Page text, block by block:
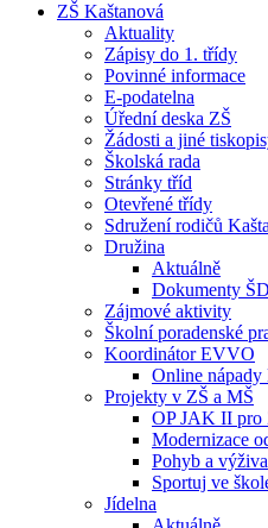
ZŠ Kaštanová
Aktuality
Zápisy do 1. třídy
Povinné informace
E-podatelna
Úřední deska ZŠ
Žádosti a jiné
Školská rada
Stránky tříd
Otevřené třídy
Sdružení rodičů
Družina
Aktuálně
Dokumenty ŠD
Zájmové aktivity
Školní poradenské
Koordinátor EVVO
Online
Projekty v ZŠ a MŠ
OP JAK II pro
Modernizace
Pohyb a výživa
Sportuj ve
Jídelna